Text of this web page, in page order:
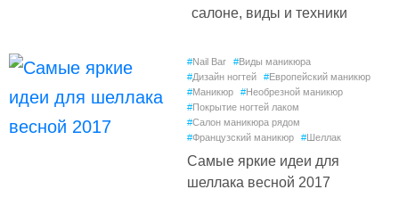
салоне, виды и техники
#Nail Bar #Виды маникюра
#Дизайн ногтей #Европейский маникюр
#Маникюр #Необрезной маникюр
#Покрытие ногтей лаком
#Салон маникюра рядом
#Французский маникюр #Шеллак
Самые яркие идеи для
шеллака весной 2017